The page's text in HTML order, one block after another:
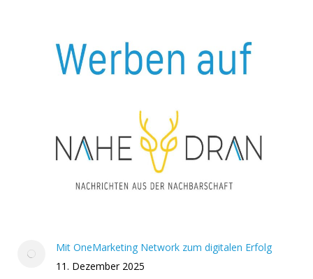
Mit OneMarketing Network zum digitalen Erfolg
11. Dezember 2025